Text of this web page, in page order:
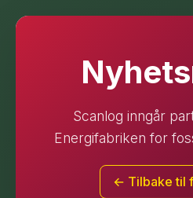
Scanlog inngår
Energifabriken for
← Tilbake til